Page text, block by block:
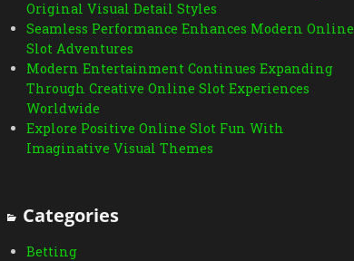
Original Visual Detail Styles
Seamless Performance Enhances Modern Online
Slot Adventures
Modern Entertainment Continues Expanding
Through Creative Online Slot Experiences
Worldwide
Explore Positive Online Slot Fun With
Imaginative Visual Themes
Categories
Betting